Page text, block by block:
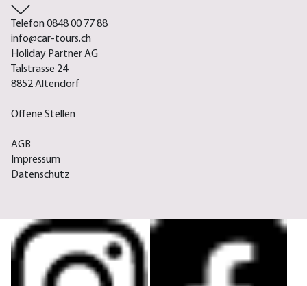
Telefon 0848 00 77 88
info@car-tours.ch
Holiday Partner AG
Talstrasse 24
8852 Altendorf
Offene Stellen
AGB
Impressum
Datenschutz